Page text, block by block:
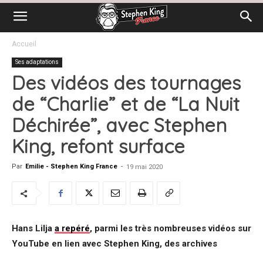
Accueil
Ses adaptations
Des vidéos des tournages
de “Charlie” et de “La Nuit
Déchirée”, avec Stephen
King, refont surface
Par Emilie - Stephen King France - 19 mai 2020
Hans Lilja a repéré, parmi les très nombreuses vidéos sur
YouTube en lien avec Stephen King, des archives